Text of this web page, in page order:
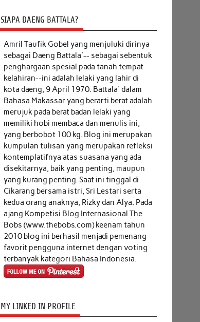
SIAPA DAENG BATTALA?
Amril Taufik Gobel yang menjuluki dirinya
sebagai Daeng Battala'-- sebagai sebentuk
penghargaan spesial pada tanah tempat
kelahiran--ini adalah lelaki yang lahir di
kota daeng, 9 April 1970. Battala' dalam
Bahasa Makassar yang berarti berat adalah
merujuk pada berat badan lelaki yang
memiliki hobi membaca dan menulis ini,
yang berbobot 100 kg. Blog ini merupakan
kumpulan tulisan yang merupakan refleksi
kontemplatifnya atas suasana yang ada
disekitarnya, baik yang penting, maupun
yang kurang penting. Saat ini tinggal di
Cikarang bersama istri, Sri Lestari serta
kedua orang anaknya, Rizky dan Alya. Pada
ajang Kompetisi Blog Internasional The
Bobs (www.thebobs.com) keenam tahun
2010 blog ini berhasil menjadi pemenang
favorit pengguna internet dengan voting
terbanyak kategori Bahasa Indonesia.
MY LINKED IN PROFILE